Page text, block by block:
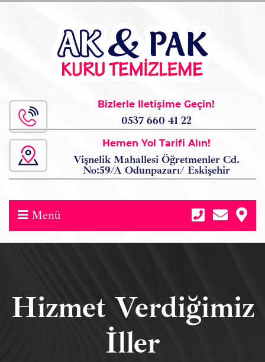
Bizlerle İletişime Geçin!
0537 660 41 22
Hemen Yol Tarifi Alın!
Vişnelik Mahallesi Öğretmenler Cd.
No:59/A Odunpazarı/ Eskişehir
Menü
Hizmet Verdiğimiz
İller